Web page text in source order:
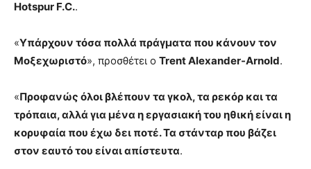
Hotspur F.C..
«Υπάρχουν τόσα πολλά πράγματα που κάνουν τον
Moξεχωριστό», προσθέτει ο Trent Alexander-Arnold.
«Προφανώς όλοι βλέπουν τα γκολ, τα ρεκόρ και τα
τρόπαια, αλλά για μένα η εργασιακή του ηθική είναι η
κορυφαία που έχω δει ποτέ. Τα στάνταρ που βάζει
στον εαυτό του είναι απίστευτα.